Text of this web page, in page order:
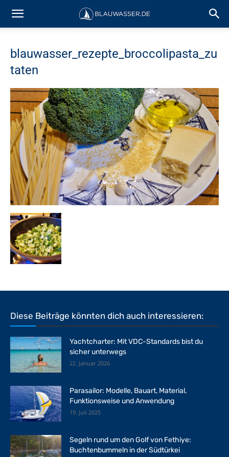
blauwasser_rezepte_broccolipasta_zu
taten
Diese Beiträge könnten dich auch interessieren:
Yachtcharter: Mit VDC-Standards bist du
sicher unterwegs
22. Januar 2026
Parasailor: Modelle, Bauart, Material,
Funktionsweise und Anwendung
19. Juli 2025
Segeln rund um den Golf von Fethiye:
Buchtenbummeln in der Südtürkei